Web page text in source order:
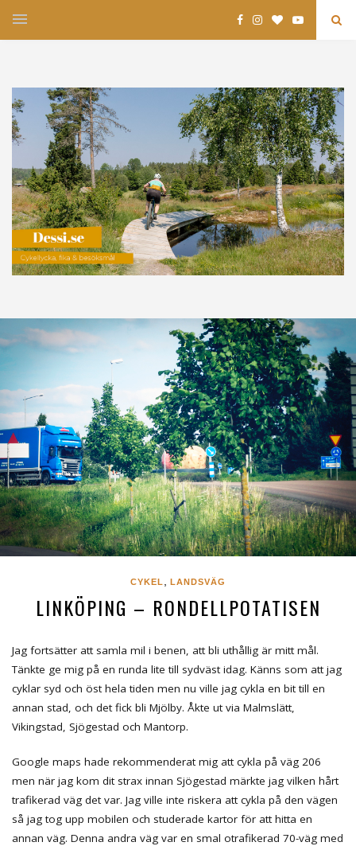
CYKEL LANDSVÄG
LINKÖPING – RONDELLPOTATISEN
Jag fortsätter att samla mil i benen, att bli uthållig är mitt mål.
Tänkte ge mig på en runda lite till sydväst idag. Känns som att jag
cyklar syd och öst hela tiden men nu ville jag cykla en bit till en
annan stad, och det fick bli Mjölby. Åkte ut via Malmslätt,
Vikingstad, Sjögestad och Mantorp.
Google maps hade rekommenderat mig att cykla på väg 206
men när jag kom dit strax innan Sjögestad märkte jag vilken hårt
trafikerad väg det var. Jag ville inte riskera att cykla på den vägen
så jag tog upp mobilen och studerade kartor för att hitta en
annan väg. Denna andra väg var en smal otrafikerad 70-väg med